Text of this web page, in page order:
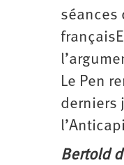
séances
Le Pen
derniers
Bertold